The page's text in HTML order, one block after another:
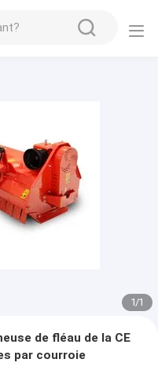
1/1
de fléau de la CE
par courroie